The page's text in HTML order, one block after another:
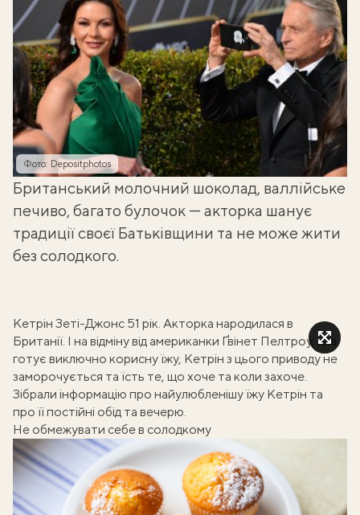
Фото: Depositphotos
Британський молочний шоколад, валлійське
печиво, багато булочок — акторка шанує
традиції своєї Батьківщини та не може жити
без солодкого.
Кетрін Зеті-Джонс 51 рік. Акторка народилася в
Британії. І на відміну від американки Ґвінет Пелтроу, яка
готує виключно корисну їжу, Кетрін з цього приводу не
заморочується та їсть те, що хоче та коли захоче.
Зібрали інформацію про найулюбленішу їжу Кетрін та
про її постійні обід та вечерю.
Не обмежувати себе в солодкому